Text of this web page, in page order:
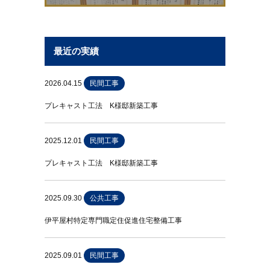
最近の実績
2026.04.15 民間工事
プレキャスト工法 K様邸新築工事
2025.12.01 民間工事
プレキャスト工法 K様邸新築工事
2025.09.30 公共工事
伊平屋村特定専門職定住促進住宅整備工事
2025.09.01 民間工事